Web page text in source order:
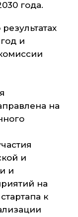
года.
и
на
и
и
на
к